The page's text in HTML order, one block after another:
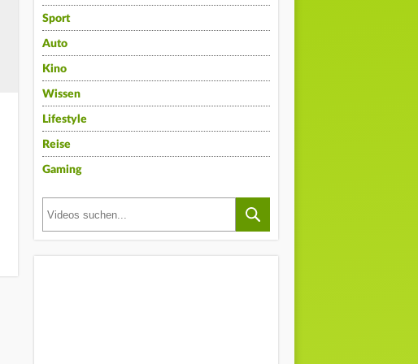
Sport
Auto
Kino
Wissen
Lifestyle
Reise
Gaming